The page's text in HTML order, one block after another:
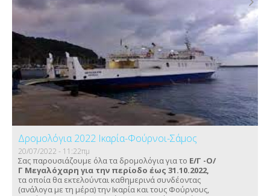
Δρομολόγια 2022 Ικαρία-Φούρνοι-Σάμος
20/07/2022 - 11:22πμ
Σας παρουσιάζουμε όλα τα δρομολόγια για το Ε/Γ -Ο/
Γ Μεγαλόχαρη για την περίοδο έως 31.10.2022,
τα οποία θα εκτελούνται καθημερινά συνδέοντας
(ανάλογα με τη μέρα) την Ικαρία και τους Φούρνους,